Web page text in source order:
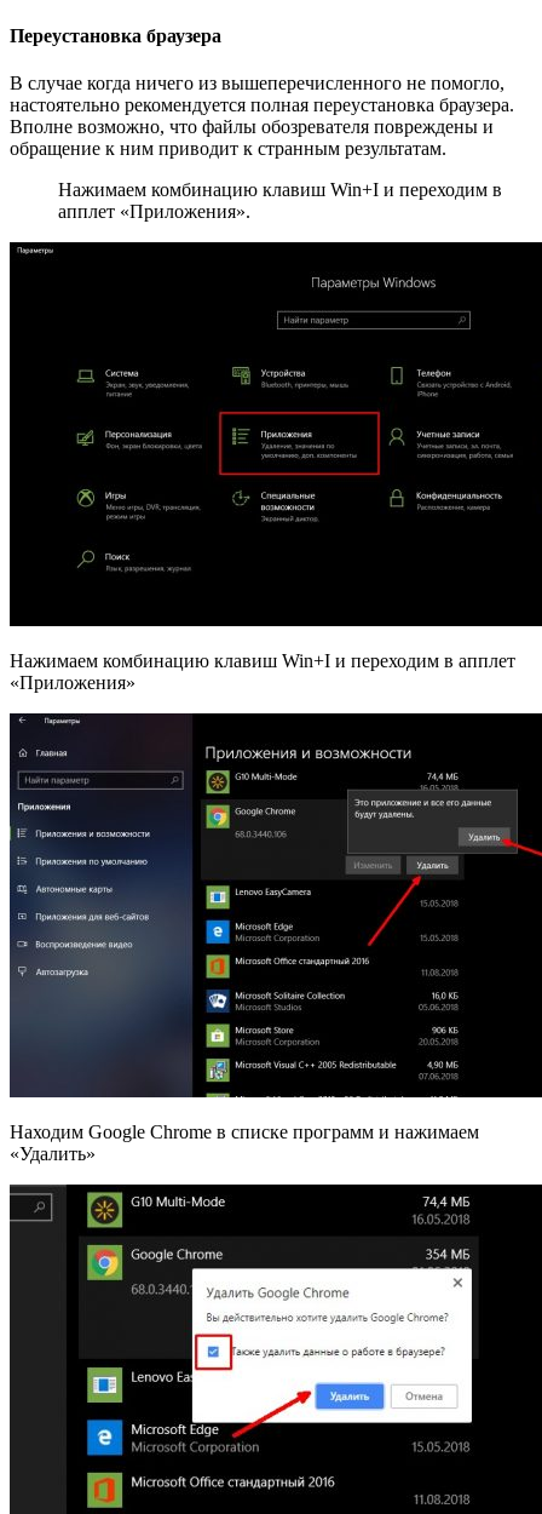
Переустановка браузера
В случае когда ничего из вышеперечисленного не помогло,
настоятельно рекомендуется полная переустановка браузера.
Вполне возможно, что файлы обозревателя повреждены и
обращение к ним приводит к странным результатам.
Нажимаем комбинацию клавиш Win+I и переходим в
апплет «Приложения».
Нажимаем комбинацию клавиш Win+I и переходим в апплет
«Приложения»
Находим Google Chrome в списке программ и нажимаем
«Удалить»